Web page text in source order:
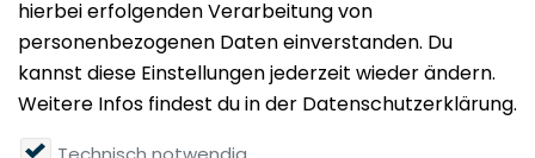
Nutzungsbedingungen
Mieten
Vermieten